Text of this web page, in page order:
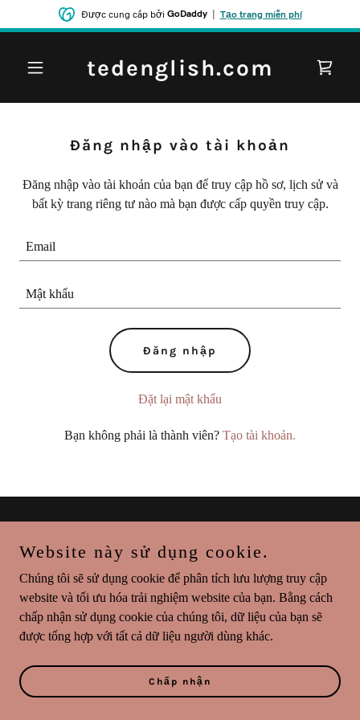
Được cung cấp bởi GoDaddy| Tạo trang miễn phí
tedenglish.com
Đăng nhập vào tài khoản
Đăng nhập vào tài khoản của bạn để truy cập hồ sơ, lịch sử và
bất kỳ trang riêng tư nào mà bạn được cấp quyền truy cập.
Đăng nhập
Đặt lại mật khẩu
Bạn không phải là thành viên? Tạo tài khoản.
Được cung cấp bởi
Chính sách về quyền riêng tư
Website này sử dụng cookie.
Chúng tôi sẽ sử dụng cookie để phân tích lưu lượng truy cập
website và tối ưu hóa trải nghiệm website của bạn. Bằng cách
chấp nhận sử dụng cookie của chúng tôi, dữ liệu của bạn sẽ
được tổng hợp với tất cả dữ liệu người dùng khác.
Chấp nhận